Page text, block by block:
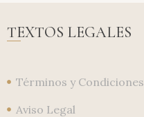
TEXTOS LEGALES
Términos y Condiciones
Aviso Legal